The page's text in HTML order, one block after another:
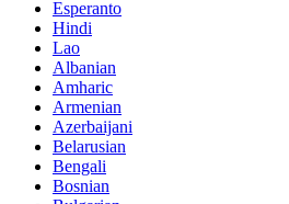
Esperanto
Hindi
Lao
Albanian
Amharic
Armenian
Azerbaijani
Belarusian
Bengali
Bosnian